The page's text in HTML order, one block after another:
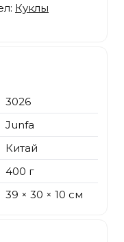
Куклы
3026
Junfa
Китай
400 г
39 × 30 × 10 см